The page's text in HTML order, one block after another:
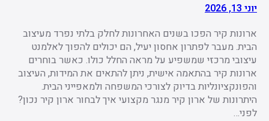
יוני 13, 2026
ארונות קיר הפכו בשנים האחרונות לחלק בלתי נפרד מעיצוב
הבית. מעבר לפתרון אחסון יעיל, הם יכולים להפוך לאלמנט
עיצובי מרכזי שמשפיע על מראה החלל כולו. כאשר בוחרים
ארונות קיר בהתאמה אישית, ניתן להתאים את המידות, העיצוב
והפונקציונליות בדיוק לצורכי המשפחה ולמאפייני הבית.
היתרונות של ארון קיר מנגר מקצועי איך לבחור ארון קיר נכון?
לפני…